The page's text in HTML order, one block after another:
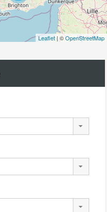
Leaflet | ©OpenStreetMap